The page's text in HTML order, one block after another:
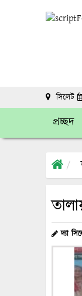
সিলেট
প্রচ্ছদ
দ্যা